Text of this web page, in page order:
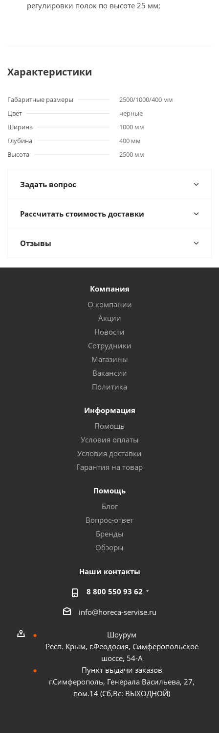
регулировки полок по высоте 25 мм;
Характеристики
Габаритные размеры
2500/1000/400 мм
Цвет
черные
Ширина
1000 мм
Глубина
400 мм
Высота
2500 мм
Задать вопрос
Рассчитать стоимость доставки
Отзывы
Компания
О компании
Акции
Новости
Сотрудники
Магазины
Вакансии
Политика
Информация
Помощь
Условия оплаты
Условия доставки
Гарантия на товар
Помощь
Блог
Вопрос-ответ
Бренды
Обзоры
Наши контакты
8 800 550 93 62
info@horeca-servise.ru
Шоурум
Респ. Крым, г.Феодосия, Симферопольское
шоссе, 54-А
Пункт выдачи заказов
г.Симферополь, Генерала Васильева, 27,
пом.14 (Сб,Вс: ВЫХОДНОЙ)